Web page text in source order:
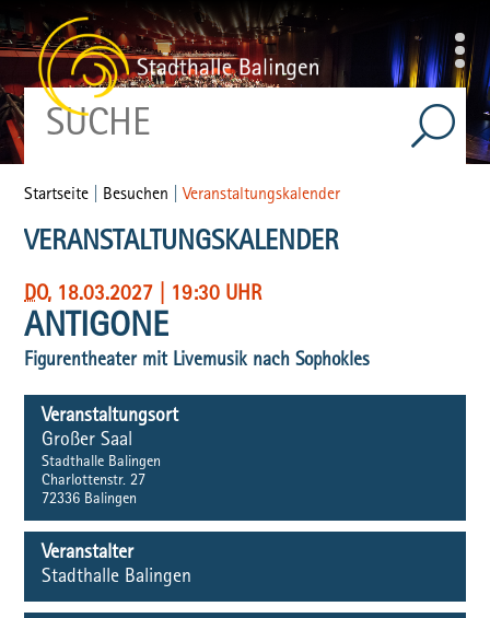
Startseite Besuchen |Veranstaltungskalender
VERANSTALTUNGSKALENDER
DO, 18.03.2027 19:30 UHR
ANTIGONE
Figurentheater mit Livemusik nach Sophokles
Veranstaltungsort
Großer Saal
Stadthalle Balingen
Charlottenstr. 27
72336 Balingen
Veranstalter
Stadthalle Balingen